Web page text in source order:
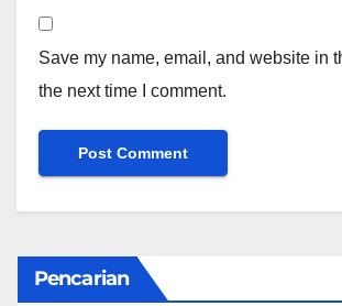
Save my name, email, and website in
the next time I comment.
Pencarian